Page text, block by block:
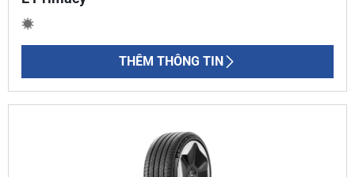
THÊM THÔNG TIN